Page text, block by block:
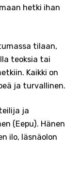
hetki ihan
tilaan,
teoksia tai
Kaikki on
ja turvallinen.
ja
(Eepu). Hänen
ilo, läsnäolon